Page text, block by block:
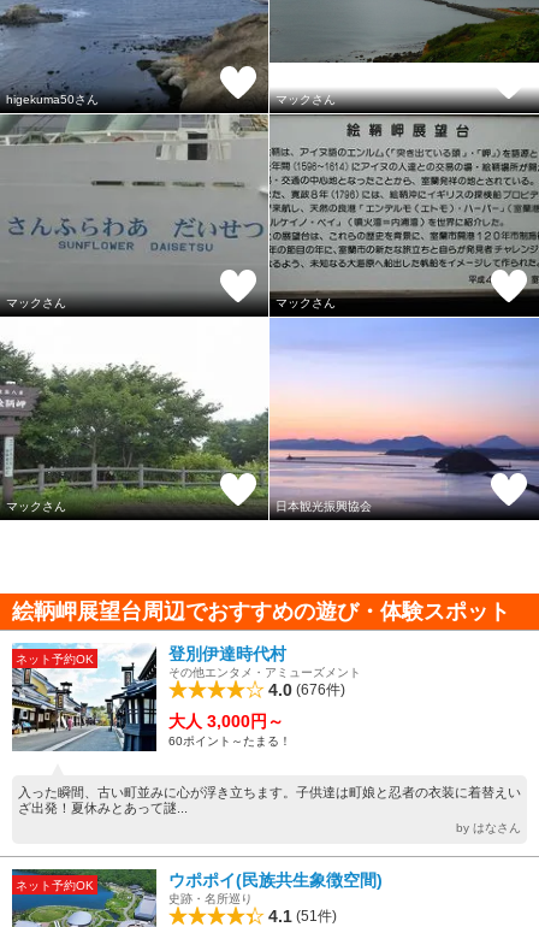
higekuma50さん マックさん
マックさん マックさん
マックさん 日本観光振興協会
絵鞆岬展望台周辺でおすすめの遊び・体験スポット
ネット予約OK 登別伊達時代村
その他エンタメ・アミューズメント
4.0 (676件)
大人 3,000円～
60ポイント～たまる！
入った瞬間、古い町並みに心が浮き立ちます。子供達は町娘と忍者の衣装に着替えい
ざ出発！夏休みとあって謎...
by はなさん
ネット予約OK ウポポイ(民族共生象徴空間)
史跡・名所巡り
4.1 (51件)